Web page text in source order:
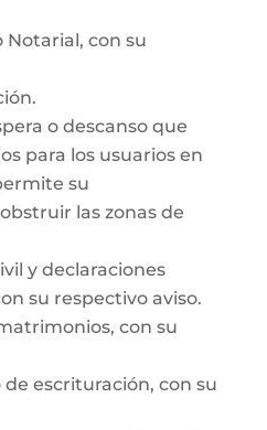
Notarial, con su
o descanso que
para los usuarios en
su
las zonas de
y declaraciones
su respectivo aviso.
con su
escrituración, con su